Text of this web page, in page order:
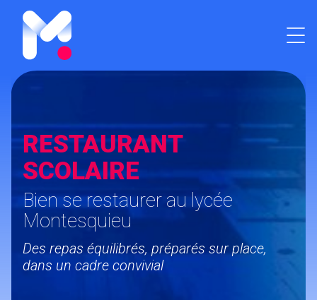
RESTAURANT
SCOLAIRE
Bien se restaurer au lycée
Montesquieu
Des repas équilibrés, préparés sur place,
dans un cadre convivial